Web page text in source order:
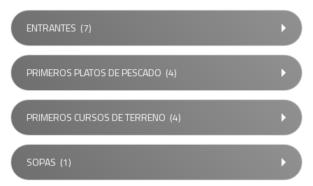
ENTRANTES (7)
PRIMEROS PLATOS DE PESCADO (4)
PRIMEROS CURSOS DE TERRENO (4)
SOPAS (1)